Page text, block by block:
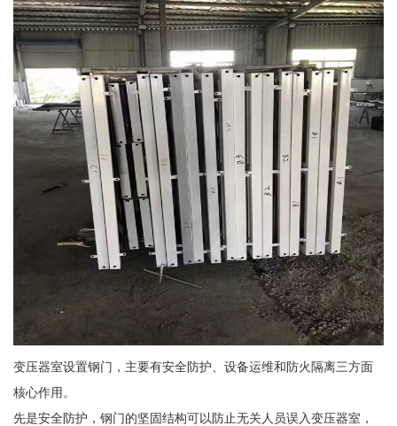
变压器室设置钢门，主要有安全防护、设备运维和防火隔离三方面
核心作用。
先是安全防护，钢门的坚固结构可以防止无关人员误入变压器室，